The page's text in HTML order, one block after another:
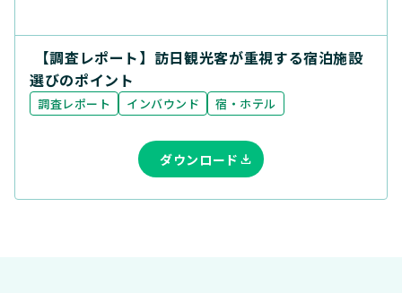
【調査レポート】訪日観光客が重視する宿泊施設
選びのポイント
調査レポート インバウンド 宿・ホテル
ダウンロード